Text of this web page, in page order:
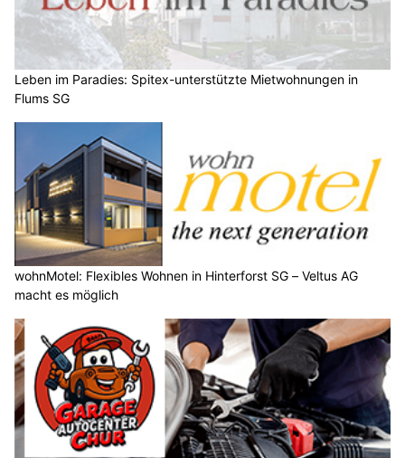
Leben im Paradies: Spitex-unterstützte Mietwohnungen in
Flums SG
wohnMotel: Flexibles Wohnen in Hinterforst SG – Veltus AG
macht es möglich